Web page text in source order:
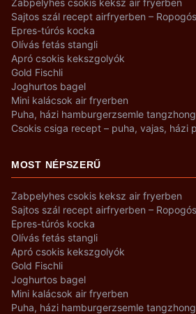
Zabpelyhes csokis keksz air fryerben
Sajtos szál recept airfryerben –
Epres-túrós kocka
Olívás fetás stangli
Apró csokis kekszgolyók
Gold Fischli
Joghurtos bagel
Mini kalácsok air fryerben
Puha, házi hamburgerzsemle
Csokis csiga recept – puha, vajas, házi
MOST NÉPSZERŰ
Zabpelyhes csokis keksz air fryerben
Sajtos szál recept airfryerben –
Epres-túrós kocka
Olívás fetás stangli
Apró csokis kekszgolyók
Gold Fischli
Joghurtos bagel
Mini kalácsok air fryerben
Puha, házi hamburgerzsemle